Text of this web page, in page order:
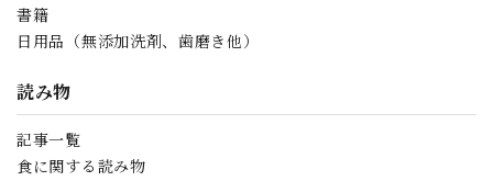
書籍
日用品（無添加洗剤、歯磨き他）
読み物
記事一覧
食に関する読み物